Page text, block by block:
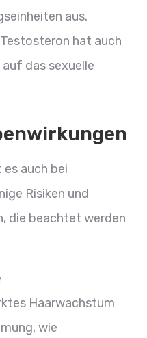
aus.
Testosteron hat auch
das sexuelle
auch bei
Risiken und
die beachtet werden
Haarwachstum
wie